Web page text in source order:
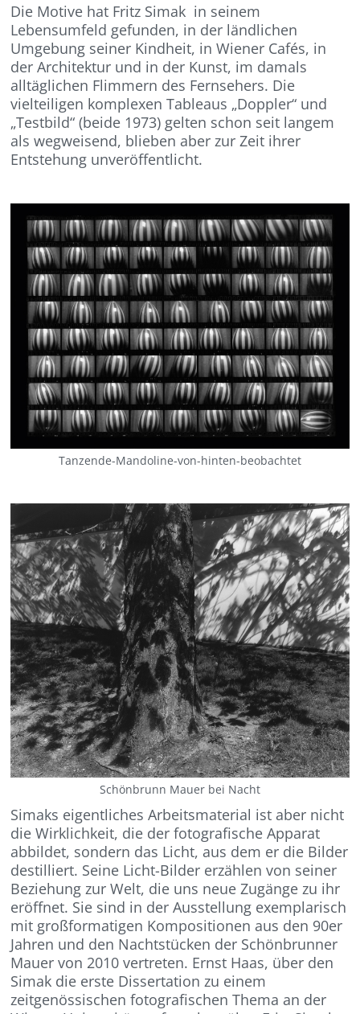
Die Motive hat Fritz Simak in seinem
Lebensumfeld gefunden, in der ländlichen
Umgebung seiner Kindheit, in Wiener Cafés, in
der Architektur und in der Kunst, im damals
alltäglichen Flimmern des Fernsehers. Die
vielteiligen komplexen Tableaus „Doppler“ und
„Testbild“ (beide 1973) gelten schon seit langem
als wegweisend, blieben aber zur Zeit ihrer
Entstehung unveröffentlicht.
Tanzende-Mandoline-von-hinten-beobachtet
Schönbrunn Mauer bei Nacht
Simaks eigentliches Arbeitsmaterial ist aber nicht
die Wirklichkeit, die der fotografische Apparat
abbildet, sondern das Licht, aus dem er die Bilder
destilliert. Seine Licht-Bilder erzählen von seiner
Beziehung zur Welt, die uns neue Zugänge zu ihr
eröffnet. Sie sind in der Ausstellung exemplarisch
mit großformatigen Kompositionen aus den 90er
Jahren und den Nachtstücken der Schönbrunner
Mauer von 2010 vertreten. Ernst Haas, über den
Simak die erste Dissertation zu einem
zeitgenössischen fotografischen Thema an der